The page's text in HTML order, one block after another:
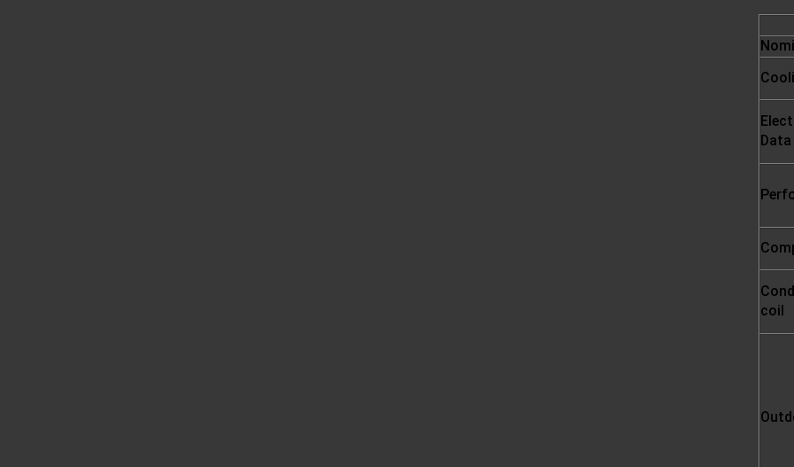
Data
coil